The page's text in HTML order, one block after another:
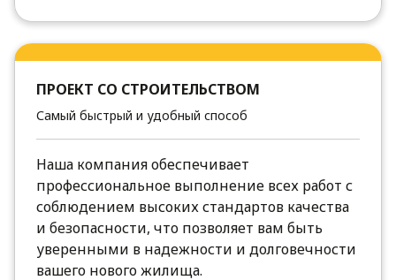
ПРОЕКТ СО СТРОИТЕЛЬСТВОМ
Самый быстрый и удобный способ
Наша компания обеспечивает
профессиональное выполнение всех работ с
соблюдением высоких стандартов качества
и безопасности, что позволяет вам быть
уверенными в надежности и долговечности
вашего нового жилища.